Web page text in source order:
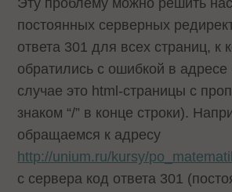
Эту проблему можно решить
постоянных серверных
ответа 301 для всех страниц, к
обратились с ошибкой в
случае это html-страницы с
знаком “/” в конце строки).
обращаемся к адресу
http://unium.ru/kursy/
с сервера код ответа 301